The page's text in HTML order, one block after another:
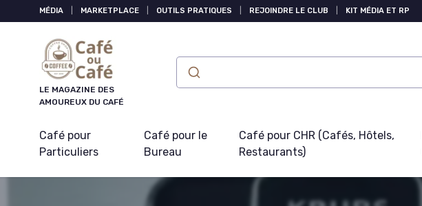
MÉDIA MARKETPLACE OUTILS PRATIQUES REJOINDRE LE CLUB KIT MÉDIA ET RP
LE MAGAZINE DES
AMOUREUX DU CAFÉ
Café pour
Particuliers
Café pour le
Bureau
Café pour CHR (Cafés, Hôtels,
Restaurants)
Panneau de gestion des cookies